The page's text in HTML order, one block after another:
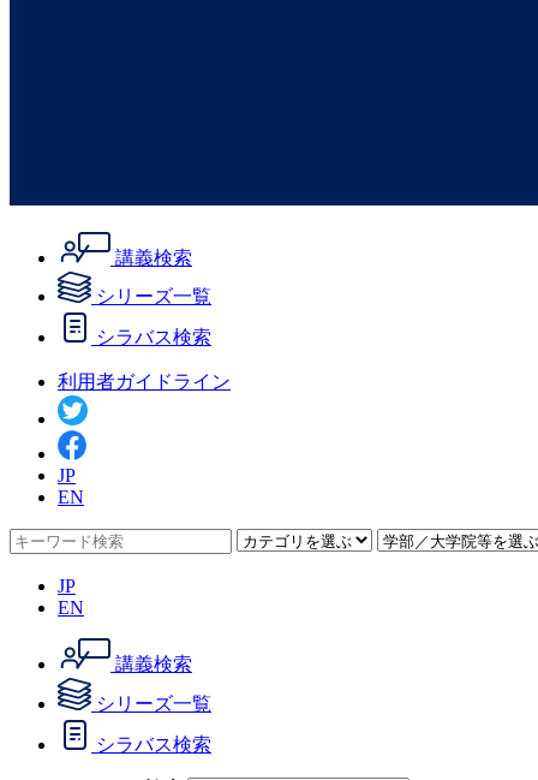
講義検索
シリーズ一覧
シラバス検索
利用者ガイドライン
JP
EN
JP
EN
講義検索
シリーズ一覧
シラバス検索